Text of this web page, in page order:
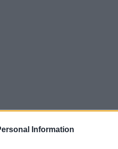
Information